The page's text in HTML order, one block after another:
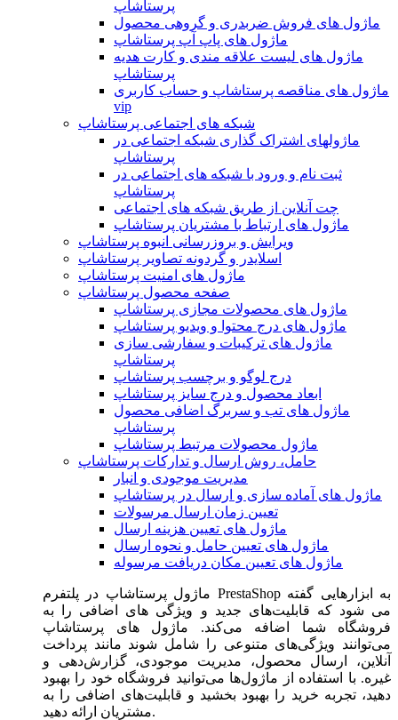
پرستاشاپ
ماژول های فروش ضربدری و گروهی محصول
ماژول های پاپ آپ پرستاشاپ
ماژول های لیست علاقه مندی و کارت هدیه
پرستاشاپ
ماژول های مناقصه پرستاشاپ و حساب کاربری
vip
شبکه های اجتماعی پرستاشاپ
ماژولهای اشتراک‌ گذاری شبکه اجتماعی در
پرستاشاپ
ثبت نام و ورود با شبکه های اجتماعی در
پرستاشاپ
چت آنلاین از طریق شبکه های اجتماعی
ماژول های ارتباط با مشتریان پرستاشاپ
ویرایش و بروزرسانی انبوه پرستاشاپ
اسلایدر و گردونه تصاویر پرستاشاپ
ماژول های امنیت پرستاشاپ
صفحه محصول پرستاشاپ
ماژول های محصولات مجازی پرستاشاپ
ماژول های درج محتوا و ویدیو پرستاشاپ
ماژول های ترکیبات و سفارشی سازی
پرستاشاپ
درج لوگو و برچسب پرستاشاپ
ابعاد محصول و درج سایز پرستاشاپ
ماژول های تب و سربرگ اضافی محصول
پرستاشاپ
ماژول محصولات مرتبط پرستاشاپ
حامل، روش ارسال و تدارکات پرستاشاپ
مدیریت موجودی و انبار
ماژول های آماده سازی و ارسال در پرستاشاپ
تعیین زمان ارسال مرسولات
ماژول های تعیین هزینه ارسال
ماژول های تعیین حامل و نحوه ارسال
ماژول های تعیین مکان دریافت مرسوله
ماژول‌ پرستاشاپ در پلتفرم PrestaShop به ابزارهایی گفته
می شود که قابلیت‌های جدید و ویژگی های اضافی را به
فروشگاه شما اضافه می‌کند. ماژول های پرستاشاپ
می‌توانند ویژگی‌های متنوعی را شامل شوند مانند پرداخت
آنلاین، ارسال محصول، مدیریت موجودی، گزارش‌دهی و
غیره. با استفاده از ماژول‌ها می‌توانید فروشگاه خود را بهبود
دهید، تجربه خرید را بهبود بخشید و قابلیت‌های اضافی را به
مشتریان ارائه دهید.